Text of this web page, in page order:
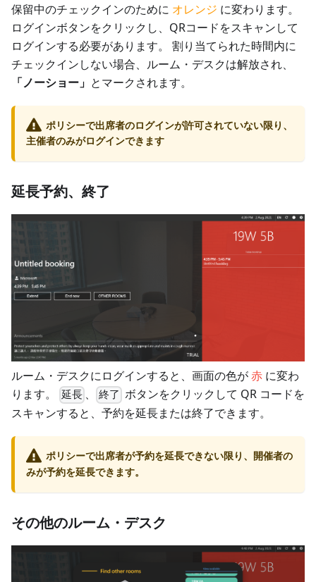
保留中のチェックインのために オレンジ に変わります。
ログインボタンをクリックし、QRコードをスキャンして
ログインする必要があります。 割り当てられた時間内に
チェックインしない場合、ルーム・デスクは解放され、
「ノーショー」 とマークされます。
ポリシーで出席者のログインが許可されていない限り、
主催者のみがログインできます
延長予約、終了
ルーム・デスクにログインすると、画面の色が赤 に変わ
ります。
延長 、 終了 ボタンをクリックして QR コードを
スキャンすると、予約を延長または終了できます。
ポリシーで出席者が予約を延長できない限り、開催者の
みが予約を延長できます。
その他のルーム・デスク